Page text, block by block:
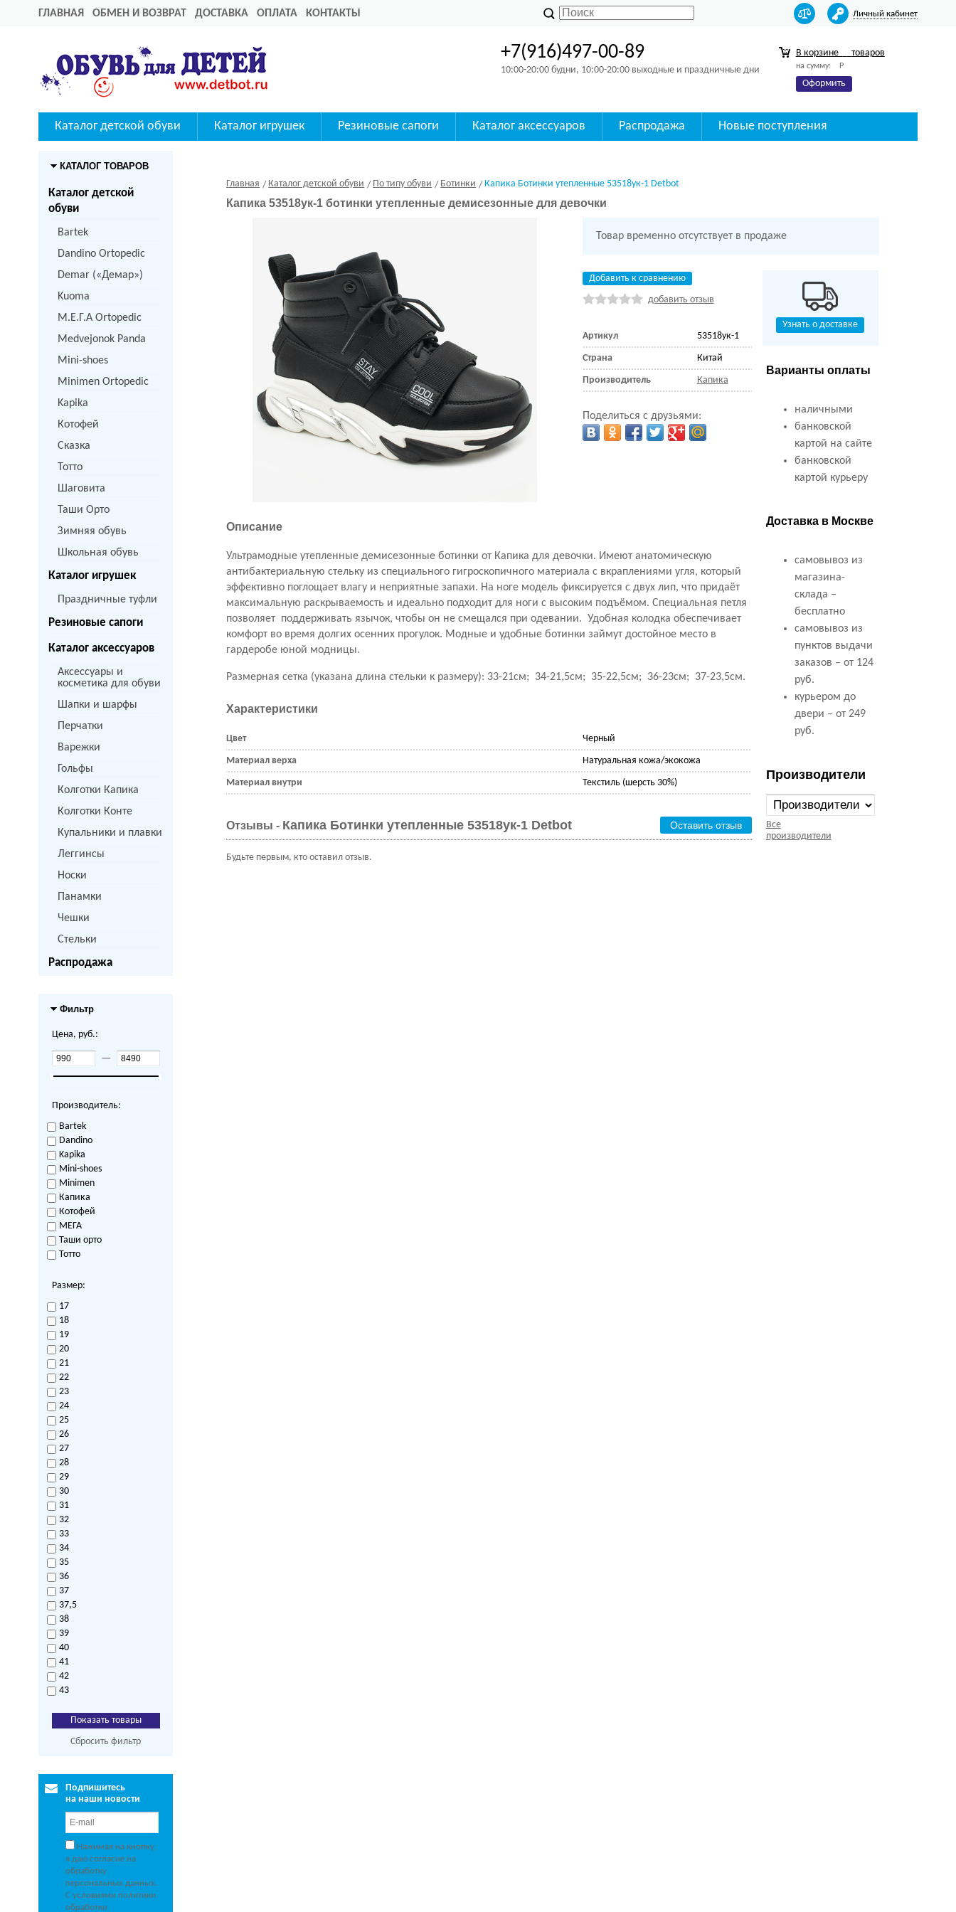
ГЛАВНАЯ ОБМЕН И ВОЗВРАТ ДОСТАВКА ОПЛАТА КОНТАКТЫ Личный кабинет
+7(916)497-00-89
10:00-20:00 будни, 10:00-20:00 выходные и праздничные дни
В корзине товаров
на сумму: Р
Оформить
Каталог детской обуви Каталог игрушек Резиновые сапоги Каталог аксессуаров Распродажа Новые поступления
КАТАЛОГ ТОВАРОВ
Каталог детской
обуви
Bartek
Dandino Ortopedic
Demar («Демар»)
Kuoma
M.Е.Г.А Ortopedic
Medvejonok Panda
Mini-shoes
Minimen Ortopedic
Kapika
Котофей
Сказка
Тотто
Шаговита
Таши Орто
Зимняя обувь
Школьная обувь
Каталог игрушек
Праздничные туфли
Резиновые сапоги
Каталог аксессуаров
Аксессуары и
косметика для обуви
Шапки и шарфы
Перчатки
Варежки
Гольфы
Колготки Капика
Колготки Конте
Купальники и плавки
Леггинсы
Носки
Панамки
Чешки
Стельки
Распродажа
Фильтр
Цена, руб.:
—
Производитель:
Bartek
Dandino
Kapika
Mini-shoes
Minimen
Капика
Котофей
МЕГА
Таши орто
Тотто
Размер:
17
18
19
20
21
22
23
24
25
26
27
28
29
30
31
32
33
34
35
36
37
37,5
38
39
40
41
42
43
Сбросить фильтр
Подпишитесь
на наши новости
Нажимая на кнопку,
я даю согласие на
обработку
персональных данных.
С условиями политики
обработки
Главная Каталог детской обуви По типу обуви Ботинки Капика Ботинки утепленные 53518ук-1 Detbot
Капика 53518ук-1 ботинки утепленные демисезонные для девочки
Товар временно отсутствует в продаже
Добавить к сравнению
добавить отзыв
Артикул 53518ук-1
Страна Китай
Производитель Капика
Поделиться с друзьями:
Описание
Ультрамодные утепленные демисезонные ботинки от Капика для девочки. Имеют анатомическую
антибактериальную стельку из специального гигроскопичного материала с вкраплениями угля, который
эффективно поглощает влагу и неприятные запахи. На ноге модель фиксируется с двух лип, что придаёт
максимальную раскрываемость и идеально подходит для ноги с высоким подъёмом. Специальная петля
позволяет поддерживать язычок, чтобы он не смещался при одевании. Удобная колодка обеспечивает
комфорт во время долгих осенних прогулок. Модные и удобные ботинки займут достойное место в
гардеробе юной модницы.
Размерная сетка (указана длина стельки к размеру): 33-21см; 34-21,5см; 35-22,5см; 36-23см; 37-23,5см.
Характеристики
Цвет Черный
Материал верха Натуральная кожа/экокожа
Материал внутри Текстиль (шерсть 30%)
Отзывы - Капика Ботинки утепленные 53518ук-1 Detbot Оставить отзыв
Будьте первым, кто оставил отзыв.
Узнать о доставке
Варианты оплаты
наличными
банковской
картой на сайте
банковской
картой курьеру
Доставка в Москве
самовывоз из
магазина-
склада –
бесплатно
самовывоз из
пунктов выдачи
заказов – от 124
руб.
курьером до
двери – от 249
руб.
Производители
Все
производители